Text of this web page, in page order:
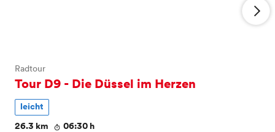
Informationen zu Serviceangeboten rund um das Fahrrad,
dich mit dem Fahrrad in der Stadt begrüßen zu dürfen!
Weniger anzeigen
Radtour
Tour D9 - Die Düssel im Herzen
leicht
26.3 km 06:30 h